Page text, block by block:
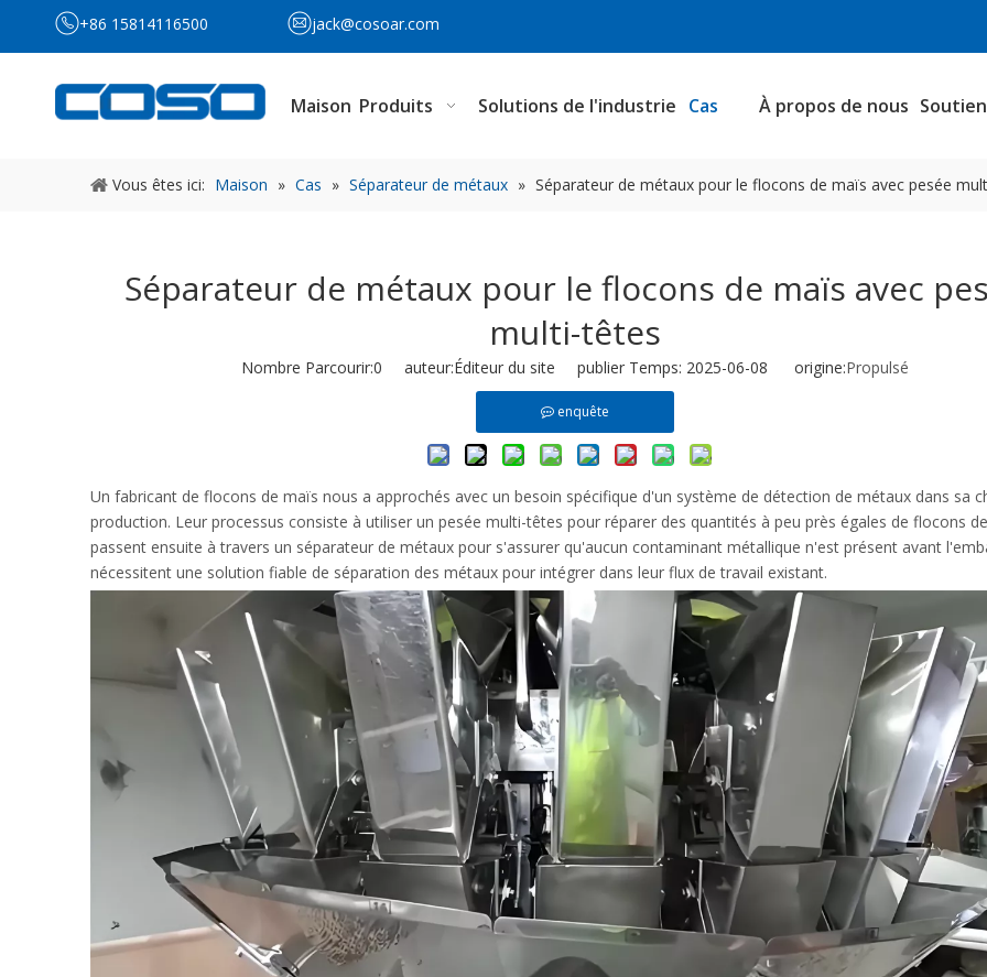
+86 15814116500 jack@cosoar.com
Maison Produits Solutions de l'industrie Cas À propos de nous Soutien
Vous êtes ici: Maison » Cas » Séparateur de métaux » Séparateur de métaux pour le flocons de maïs avec pesée
Séparateur de métaux pour le flocons de maïs avec
multi-têtes
Nombre Parcourir:0 auteur:Éditeur du site publier Temps: 2025-06-08 origine:Propulsé
enquête
Un fabricant de flocons de maïs nous a approchés avec un besoin spécifique d'un système de détection de métaux dans sa
production. Leur processus consiste à utiliser un pesée multi-têtes pour réparer des quantités à peu près égales de flocons
passent ensuite à travers un séparateur de métaux pour s'assurer qu'aucun contaminant métallique n'est présent avant
nécessitent une solution fiable de séparation des métaux pour intégrer dans leur flux de travail existant.